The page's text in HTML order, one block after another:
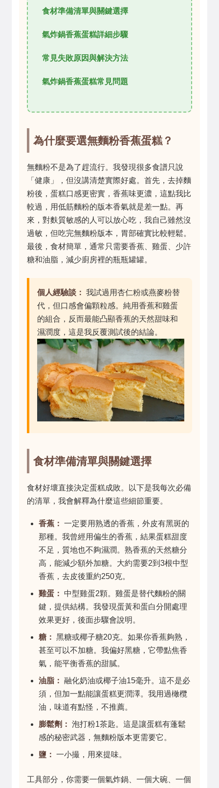
食材準備清單與關鍵選擇
氣炸鍋香蕉蛋糕詳細步驟
常見失敗原因與解決方法
氣炸鍋香蕉蛋糕常見問題
為什麼要選無麵粉香蕉蛋糕？
無麵粉不是為了趕流行。我發現很多食譜只說
「健康」，但沒講清楚實際好處。首先，去掉麵
粉後，蛋糕口感更密實，香蕉味更濃，這點我比
較過，用低筋麵粉的版本香氣就是差一點。再
來，對麩質敏感的人可以放心吃，我自己雖然沒
過敏，但吃完無麵粉版本，胃部確實比較輕鬆。
最後，食材簡單，通常只需要香蕉、雞蛋、少許
糖和油脂，減少廚房裡的瓶瓶罐罐。
個人經驗談： 我試過用杏仁粉或燕麥粉替
代，但口感會偏顆粒感。純用香蕉和雞蛋
的組合，反而最能凸顯香蕉的天然甜味和
濕潤度，這是我反覆測試後的結論。
食材準備清單與關鍵選擇
食材好壞直接決定蛋糕成敗。以下是我每次必備
的清單，我會解釋為什麼這些細節重要。
香蕉： 一定要用熟透的香蕉，外皮有黑斑的
那種。我曾經用偏生的香蕉，結果蛋糕甜度
不足，質地也不夠濕潤。熟香蕉的天然糖分
高，能減少額外加糖。大約需要2到3根中型
香蕉，去皮後重約250克。
雞蛋：
中型雞蛋2顆。雞蛋是替代麵粉的關
鍵，提供結構。我發現蛋黃和蛋白分開處理
效果更好，後面步驟會說明。
糖： 黑糖或椰子糖20克。如果你香蕉夠熟，
甚至可以不加糖。我偏好黑糖，它帶點焦香
氣，能平衡香蕉的甜膩。
油脂： 融化奶油或椰子油15毫升。這不是必
須，但加一點能讓蛋糕更潤澤。我用過橄欖
油，味道有點怪，不推薦。
膨鬆劑： 泡打粉1茶匙。這是讓蛋糕有蓬鬆
感的秘密武器，無麵粉版本更需要它。
鹽： 一小撮，用來提味。
工具部分，你需要一個氣炸鍋、一個大碗、一個